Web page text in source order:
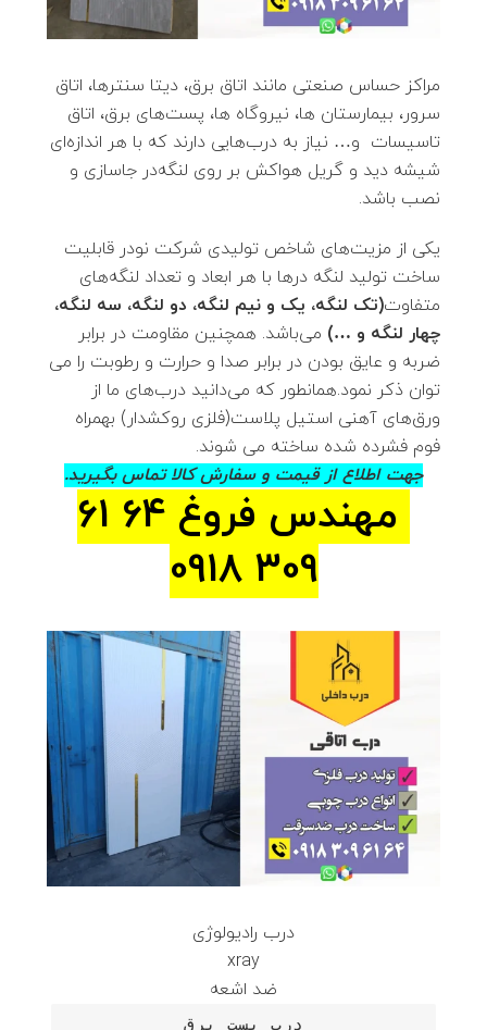
مراکز حساس صنعتی مانند اتاق برق، دیتا سنترها، اتاق
سرور، بیمارستان ها، نیروگاه ها، پست‌های برق، اتاق
تاسیسات و… نیاز به درب‌هایی دارند که با هر اندازه‌ای
شیشه دید و گریل هواکش بر روی لنگه‌در جاسازی و
نصب باشد.
یکی از مزیت‌های شاخص تولیدی شرکت نودر قابلیت
ساخت تولید لنگه درها با هر ابعاد و تعداد لنگه‌های
متفاوت(تک لنگه، یک و نیم لنگه، دو لنگه، سه لنگه،
چهار لنگه و …) می‌باشد. همچنین مقاومت در برابر
ضربه و عایق بودن در برابر صدا و حرارت و رطوبت را می
توان ذکر نمود.همانطور که می‌دانید درب‌های ما از
ورق‌های آهنی استیل پلاست(فلزی روکشدار) بهمراه
فوم فشرده شده ساخته می شوند.
جهت اطلاع از قیمت و سفارش کالا تماس بگیرید.
مهندس فروغ 64 61
309 0918
درب رادیولوژی
xray
ضد اشعه
درب پست برق